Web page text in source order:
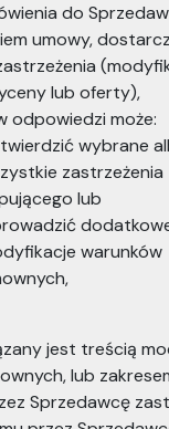
do
umowy,
lub oferty),
odpowiedzi może:
wybrane
zastrzeżenia
lub
warunków
jest treścią
lub
Sprzedawcę